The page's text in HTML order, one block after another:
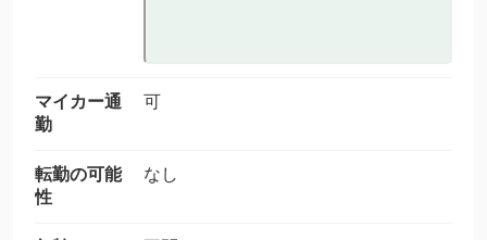
マイカー通
勤
可
転勤の可能
性
なし